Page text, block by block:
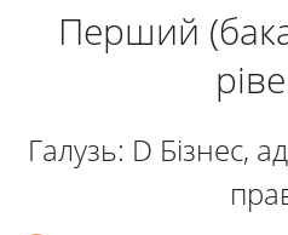
Перший
Галузь: D Бізнес,